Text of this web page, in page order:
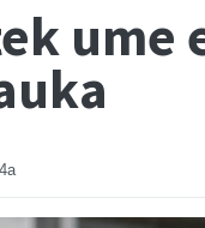
ume